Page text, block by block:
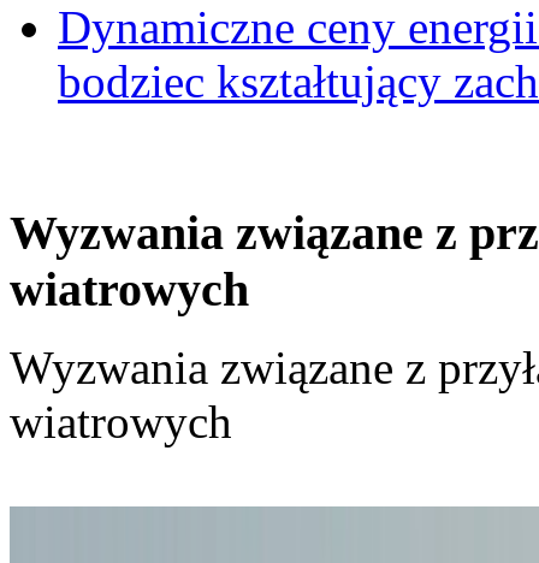
Dynamiczne ceny
bodziec kształtujący
Wyzwania związane z
wiatrowych
Wyzwania związane z
wiatrowych